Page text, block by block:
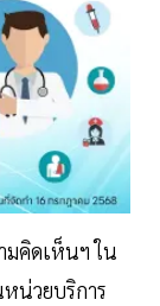
มคิดเห็นฯ ใน
น่วยบริการ